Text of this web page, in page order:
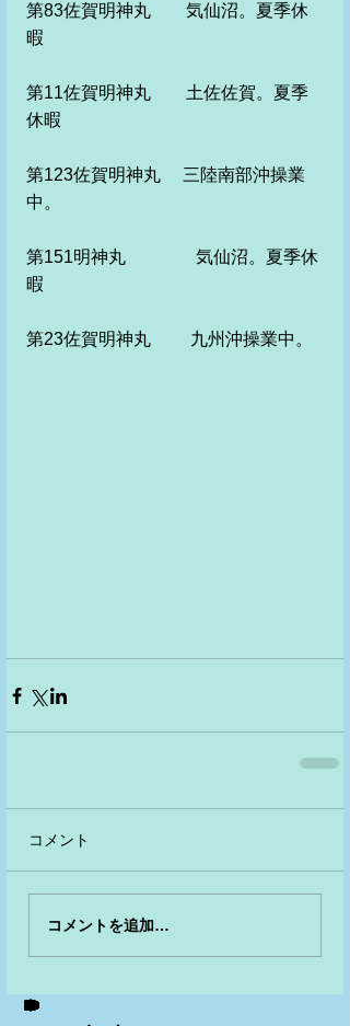
第83佐賀明神丸　　気仙沼。夏季休
暇
第11佐賀明神丸　　土佐佐賀。夏季
休暇
第123佐賀明神丸　 三陸南部沖操業
中。
第151明神丸　　　　気仙沼。夏季休
暇
第23佐賀明神丸　　 九州沖操業中。
コメント
コメントを追加…